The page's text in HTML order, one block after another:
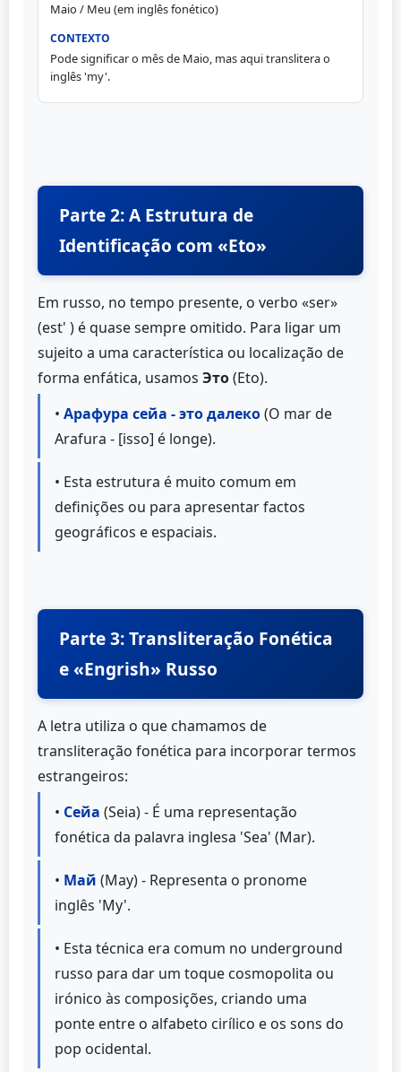
Maio / Meu (em inglês fonético)
Pode significar o mês de Maio, mas aqui translitera o
inglês 'my'.
Parte 2: A Estrutura de
Identificação com «Eto»
Em russo, no tempo presente, o verbo «ser»
(est' ) é quase sempre omitido. Para ligar um
sujeito a uma característica ou localização de
forma enfática, usamos Это(Eto).
• Арафура сейа - это далеко(O mar de
Arafura - [isso] é longe).
• Esta estrutura é muito comum em
definições ou para apresentar factos
geográficos e espaciais.
Parte 3: Transliteração Fonética
e «Engrish» Russo
A letra utiliza o que chamamos de
transliteração fonética para incorporar termos
estrangeiros:
• Сейа (Seia) - É uma representação
fonética da palavra inglesa 'Sea' (Mar).
• Май (May) - Representa o pronome
inglês 'My'.
• Esta técnica era comum no underground
russo para dar um toque cosmopolita ou
irónico às composições, criando uma
ponte entre o alfabeto cirílico e os sons do
pop ocidental.